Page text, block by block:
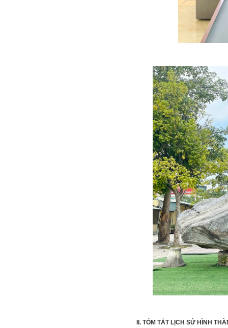
II. TÓM TẮT LỊCH SỬ HÌNH